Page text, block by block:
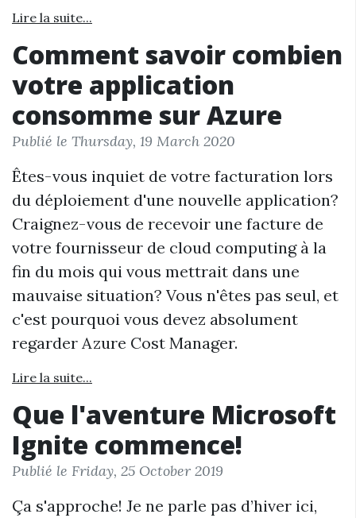
Lire la suite...
Comment savoir combien
votre application
consomme sur Azure
Publié le Thursday, 19 March 2020
Êtes-vous inquiet de votre facturation lors
du déploiement d'une nouvelle application?
Craignez-vous de recevoir une facture de
votre fournisseur de cloud computing à la
fin du mois qui vous mettrait dans une
mauvaise situation? Vous n'êtes pas seul, et
c'est pourquoi vous devez absolument
regarder Azure Cost Manager.
Lire la suite...
Que l'aventure Microsoft
Ignite commence!
Publié le Friday, 25 October 2019
Ça s'approche! Je ne parle pas d’hiver ici,